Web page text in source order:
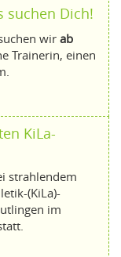
suchen Dich!
wir ab
Trainerin, einen
KiLa-
strahlendem
(KiLa)-
im